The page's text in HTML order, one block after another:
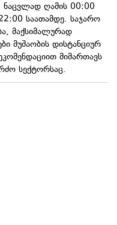
ნაცვლად ღამის 00:00
საათამდე. საჯარო
მაქსიმალურად
მუშაობის დისტანციურ
მიმართავს
სექტორსაც.